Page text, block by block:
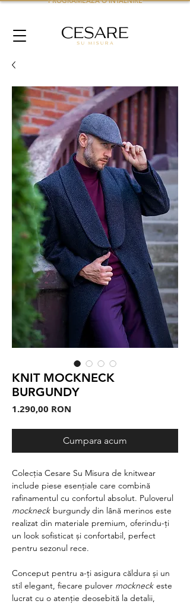
KNIT MOCKNECK
BURGUNDY
1.290,00 RON
Cumpara acum
Colecția Cesare Su Misura de knitwear
include piese esențiale care combină
rafinamentul cu confortul absolut. Puloverul
mockneck burgundy din lână merinos este
realizat din materiale premium, oferindu-ți
un look sofisticat și confortabil, perfect
pentru sezonul rece.
Conceput pentru a-ți asigura căldura și un
stil elegant, fiecare pulover mockneck este
lucrat cu o atenție deosebită la detalii,